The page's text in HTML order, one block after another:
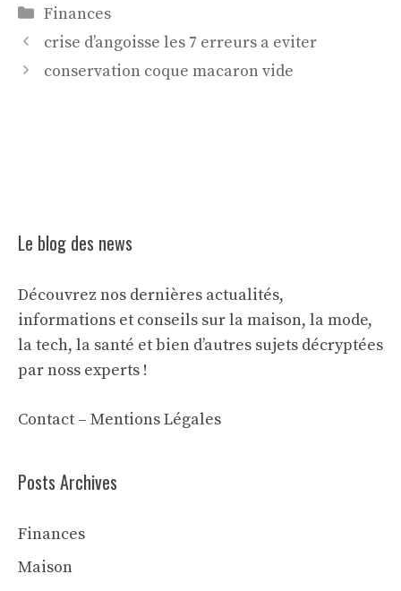
Catégories
Finances
crise d’angoisse les 7 erreurs a eviter
conservation coque macaron vide
Le blog des news
Découvrez nos dernières actualités,
informations et conseils sur la maison, la mode,
la tech, la santé et bien d’autres sujets décryptées
par noss experts !
Contact – Mentions Légales
Posts Archives
Finances
Maison